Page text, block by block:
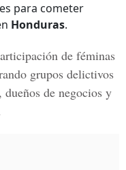
para cometer
Honduras.
de féminas
grupos delictivos
de negocios y